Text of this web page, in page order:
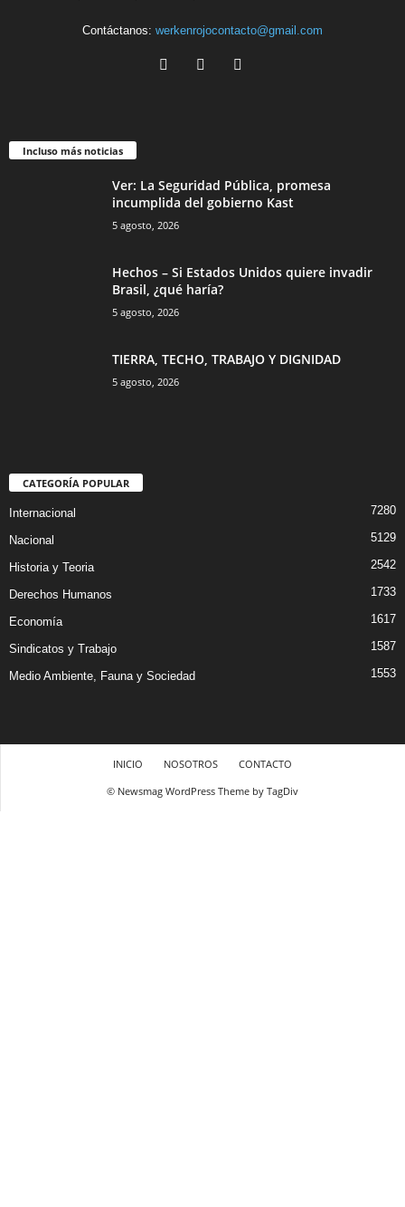
Contáctanos: werkenrojocontacto@gmail.com
Incluso más noticias
Ver: La Seguridad Pública, promesa
incumplida del gobierno Kast
5 agosto, 2026
Hechos – Si Estados Unidos quiere invadir
Brasil, ¿qué haría?
5 agosto, 2026
TIERRA, TECHO, TRABAJO Y DIGNIDAD
5 agosto, 2026
CATEGORÍA POPULAR
Internacional 7280
Nacional 5129
Historia y Teoria 2542
Derechos Humanos 1733
Economía 1617
Sindicatos y Trabajo 1587
Medio Ambiente, Fauna y Sociedad 1553
INICIO NOSOTROS
CONTACTO
© Newsmag WordPress Theme by TagDiv